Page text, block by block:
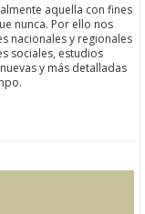
aquella con fines
nunca. Por ello nos
nacionales y regionales
sociales, estudios
y más detalladas